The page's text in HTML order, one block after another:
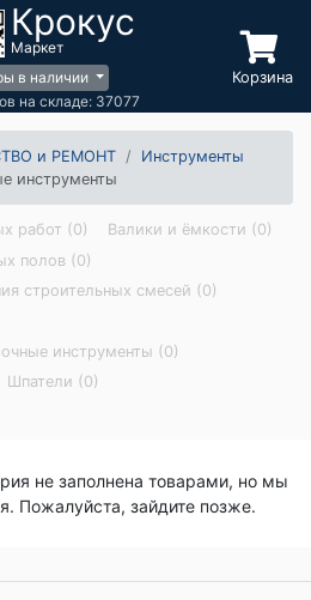
Крокус
Маркет
в наличии
на складе: 37077
Корзина
и РЕМОНТ
Инструменты
инструменты
работ (0)
Валики и ёмкости (0)
полов (0)
строительных смесей (0)
инструменты (0)
Шпатели (0)
не заполнена товарами, но мы
Пожалуйста, зайдите позже.